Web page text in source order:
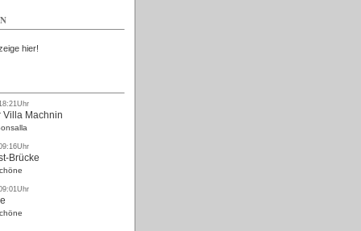
hier!
Villa Machnin
Brücke